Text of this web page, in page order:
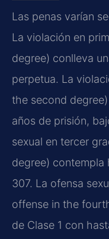
Las penas varían
La violación en
degree) conlleva
perpetua. La
the second
años de prisión,
sexual en tercer
degree) contempla
307. La ofensa
offense in the
de Clase 1 con